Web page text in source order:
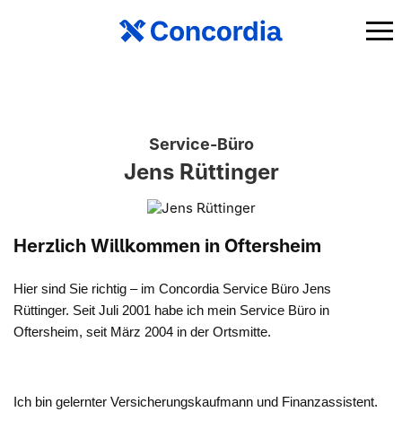
Service-Büro
Jens Rüttinger
Herzlich Willkommen in Oftersheim
Hier sind Sie richtig – im Concordia Service Büro Jens
Rüttinger. Seit Juli 2001 habe ich mein Service Büro in
Oftersheim, seit März 2004 in der Ortsmitte.
Ich bin gelernter Versicherungskaufmann und Finanzassistent.